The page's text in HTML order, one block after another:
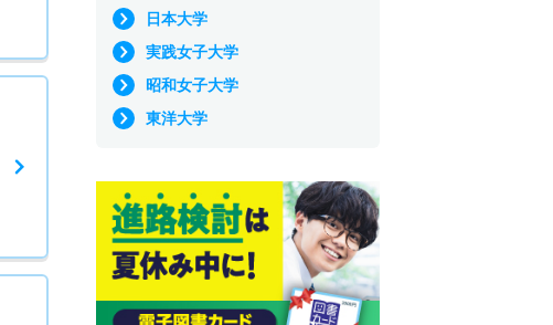
日本大学
実践女子大学
昭和女子大学
東洋大学